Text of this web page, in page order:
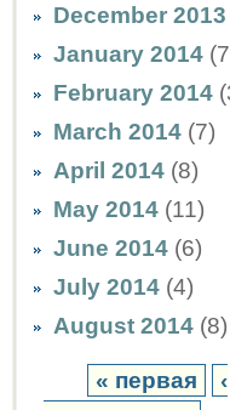
December 2013
January 2014
February 2014
March 2014 (7)
April 2014 (8)
May 2014 (11)
June 2014 (6)
July 2014 (4)
August 2014 (8)
« первая
‹